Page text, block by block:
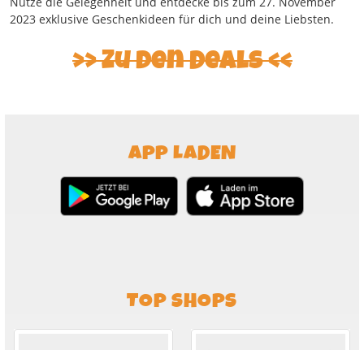
2023 exklusive Geschenkideen für dich und deine Liebsten.
Zu den Deals
APP LADEN
TOP SHOPS